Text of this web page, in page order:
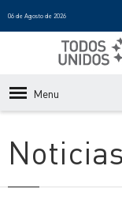
06 de Agosto de 2026
Menu
Noticias